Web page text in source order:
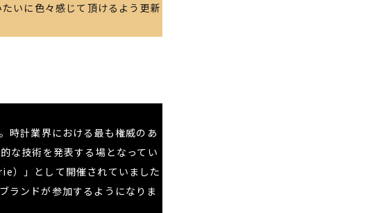
いに色々感じて頂けるよう更新
時計業界における最も権威のあ
な技術を発表する場となってい
」として開催されていました
ランドが参加するようになりま